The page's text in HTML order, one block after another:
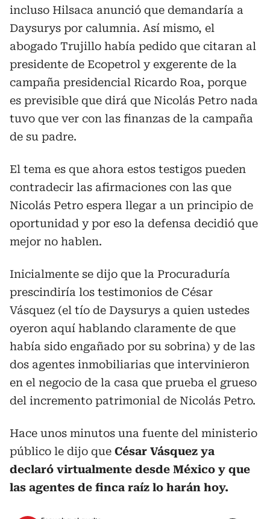
incluso Hilsaca anunció que demandaría a
Daysurys por calumnia. Así mismo, el
abogado Trujillo había pedido que citaran al
presidente de Ecopetrol y exgerente de la
campaña presidencial Ricardo Roa, porque
es previsible que dirá que Nicolás Petro nada
tuvo que ver con las finanzas de la campaña
de su padre.
El tema es que ahora estos testigos pueden
contradecir las afirmaciones con las que
Nicolás Petro espera llegar a un principio de
oportunidad y por eso la defensa decidió que
mejor no hablen.
Inicialmente se dijo que la Procuraduría
prescindiría los testimonios de César
Vásquez (el tío de Daysurys a quien ustedes
oyeron aquí hablando claramente de que
había sido engañado por su sobrina) y de las
dos agentes inmobiliarias que intervinieron
en el negocio de la casa que prueba el grueso
del incremento patrimonial de Nicolás Petro.
Hace unos minutos una fuente del ministerio
público le dijo que César Vásquez ya
declaró virtualmente desde México y que
las agentes de finca raíz lo harán hoy.